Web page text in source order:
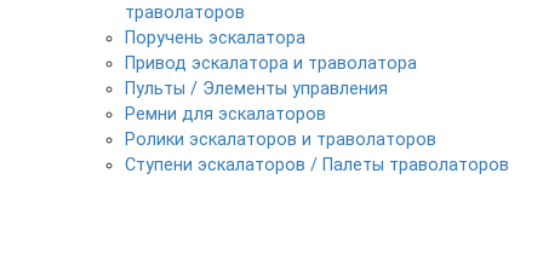
траволаторов
Поручень эскалатора
Привод эскалатора и траволатора
Пульты / Элементы управления
Ремни для эскалаторов
Ролики эскалаторов и траволаторов
Ступени эскалаторов / Палеты траволаторов